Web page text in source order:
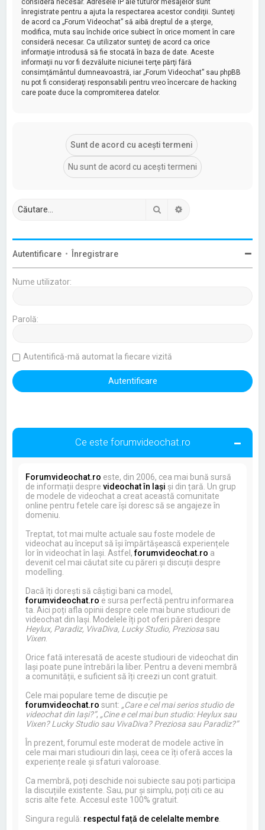
considera necesar. Adresele IP ale tuturor mesajelor sunt
înregistrate pentru a ajuta la respectarea acestor condiţii. Sunteţi
de acord ca „Forum Videochat” să aibă dreptul de a şterge,
modifica, muta sau închide orice subiect în orice moment în care
consideră necesar. Ca utilizator sunteţi de acord ca orice
informaţie introdusă să fie stocată în baza de date. Aceste
informaţii nu vor fi dezvăluite niciunei terţe părţi fără
consimţământul dumneavoastră, iar „Forum Videochat” sau phpBB
nu pot fi consideraţi responsabili pentru vreo încercare de hacking
care poate duce la compromiterea datelor.
Căutare
Autentificare • Înregistrare
Nume utilizator:
Parolă:
Autentifică-mă automat la fiecare vizită
Ce este forumvideochat.ro
Forumvideochat.ro este, din 2006, cea mai bună sursă
de informații desprevideochat în Iași și din țară. Un grup
de modele de videochat a creat această comunitate
online pentru fetele care își doresc să se angajeze în
domeniu.
Treptat, tot mai multe actuale sau foste modele de
videochat au început să își împărtășească experiențele
lor în videochat în Iași. Astfel,forumvideochat.ro a
devenit cel mai căutat site cu păreri și discuții despre
modelling.
Dacă îți dorești să câștigi bani ca model,
forumvideochat.ro e sursa perfectă pentru informarea
ta. Aici poți afla opinii despre cele mai bune studiouri de
videochat din Iași. Modelele îți pot oferi păreri despre
Heylux, Paradiz, VivaDiva, Lucky Studio, Preziosasau
Vixen
Orice fată interesată de aceste studiouri de videochat din
Iași poate pune întrebări la liber. Pentru a deveni membră
a comunității, e suficient să îți creezi un cont gratuit.
Cele mai populare teme de discuție pe
forumvideochat.ro sunt: „Care e cel mai serios studio de
videochat din Iași?”, „Cine e cel mai bun studio: Heylux sau
Vixen? Lucky Studio sau VivaDiva? Preziosa sau Paradiz?”
În prezent, forumul este moderat de modele active în
cele mai mari studiouri din Iași, ceea ce îți oferă acces la
experiențe reale și sfaturi valoroase.
Ca membră, poți deschide noi subiecte sau poți participa
la discuțiile existente. Sau, pur și simplu, poți citi ce au
scris alte fete. Accesul este 100% gratuit.
Singura regulă: respectul față de celelalte membre